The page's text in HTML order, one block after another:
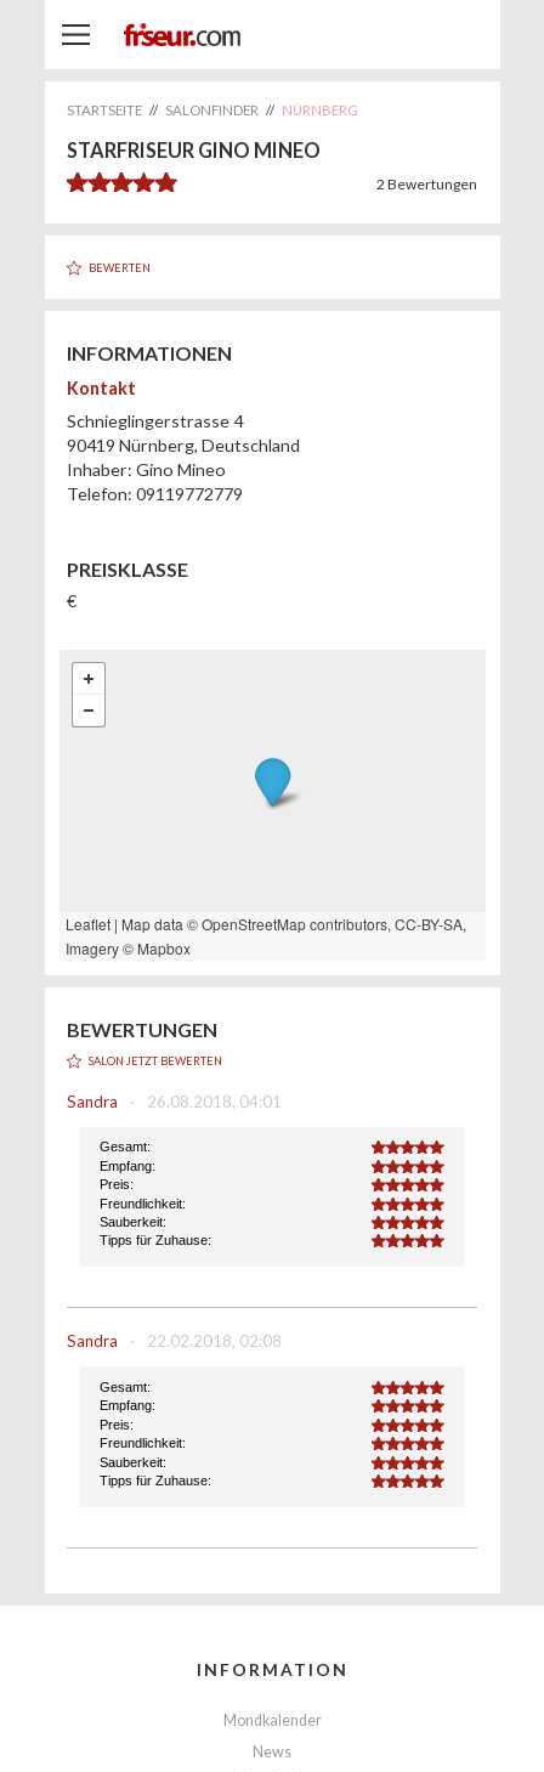
STARTSEITE // SALONFINDER // NÜRNBERG
STARFRISEUR GINO MINEO
5.0 2Bewertungen
BEWERTEN
INFORMATIONEN
Kontakt
Schnieglingerstrasse 4
90419 Nürnberg, Deutschland
Inhaber: Gino Mineo
Telefon: 09119772779
PREISKLASSE
€
Leaflet| Map data ©OpenStreetMapcontributors, CC-BY-SA,
Imagery © Mapbox
BEWERTUNGEN
SALON JETZT BEWERTEN
Sandra · 26.08.2018, 04:01
Gesamt: 5.0
Empfang: 5.0
Preis: 5.0
Freundlichkeit: 5.0
Sauberkeit: 5.0
Tipps für Zuhause: 5.0
Sandra · 22.02.2018, 02:08
Gesamt: 5.0
Empfang: 5.0
Preis: 5.0
Freundlichkeit: 5.0
Sauberkeit: 5.0
Tipps für Zuhause: 5.0
INFORMATION
Mondkalender
News